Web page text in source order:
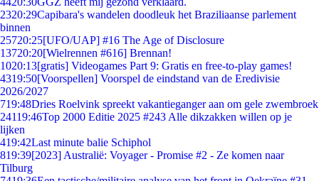
2320:29Capibara's wandelen doodleuk het Braziliaanse parlement
binnen
25720:25[UFO/UAP] #16 The Age of Disclosure
13720:20[Wielrennen #616] Brennan!
1020:13[gratis] Videogames Part 9: Gratis en free-to-play games!
4319:50[Voorspellen] Voorspel de eindstand van de Eredivisie
2026/2027
719:48Dries Roelvink spreekt vakantieganger aan om gele zwembroek
24119:46Top 2000 Editie 2025 #243 Alle dikzakken willen op je
lijken
419:42Last minute balie Schiphol
819:39[2023] Australië: Voyager - Promise #2 - Ze komen naar
Tilburg